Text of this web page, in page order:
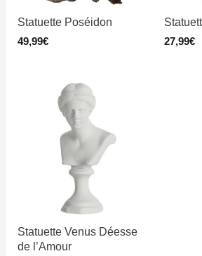
Statuette Poséidon
49,99€ 27,99€
Statuette Venus Déesse
de l’Amour